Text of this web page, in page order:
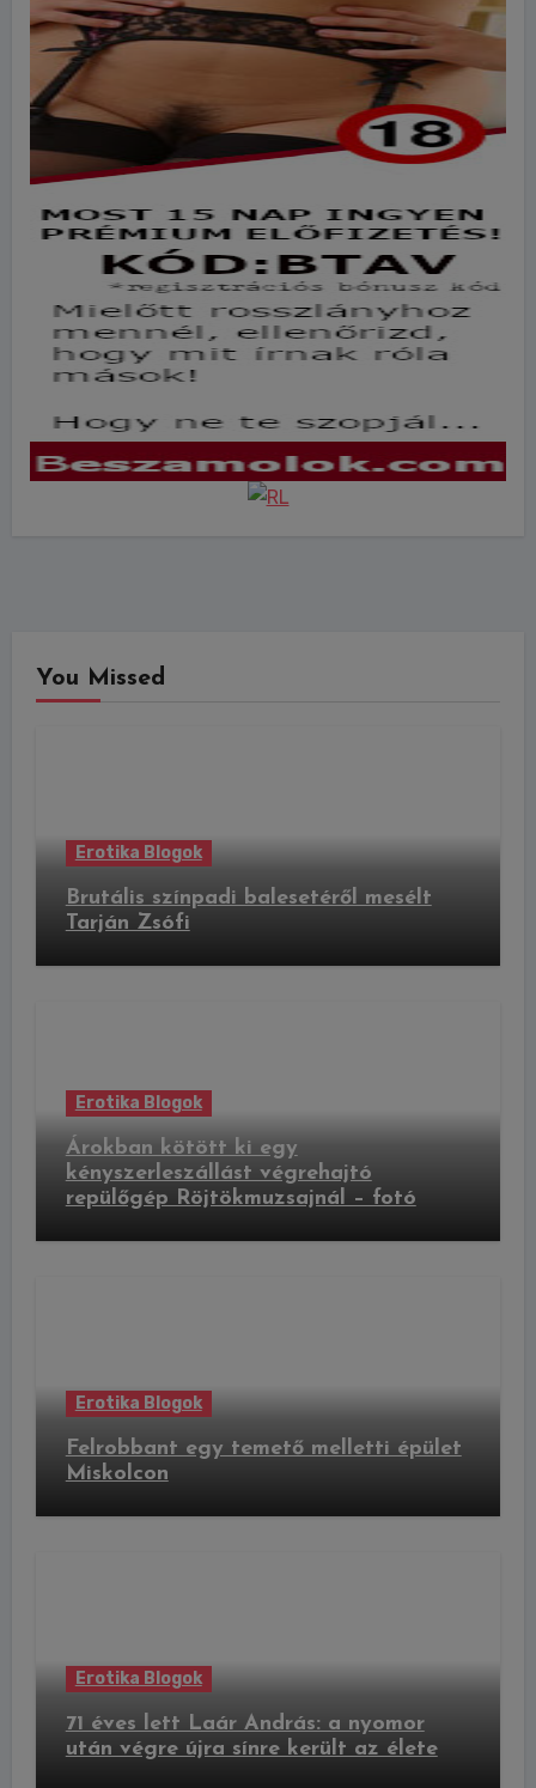
You Missed
Erotika Blogok
Brutális színpadi balesetéről mesélt
Tarján Zsófi
Erotika Blogok
Árokban kötött ki egy
kényszerleszállást végrehajtó
repülőgép Röjtökmuzsajnál – fotó
Erotika Blogok
Felrobbant egy temető melletti épület
Miskolcon
Erotika Blogok
71 éves lett Laár András: a nyomor
után végre újra sínre került az élete